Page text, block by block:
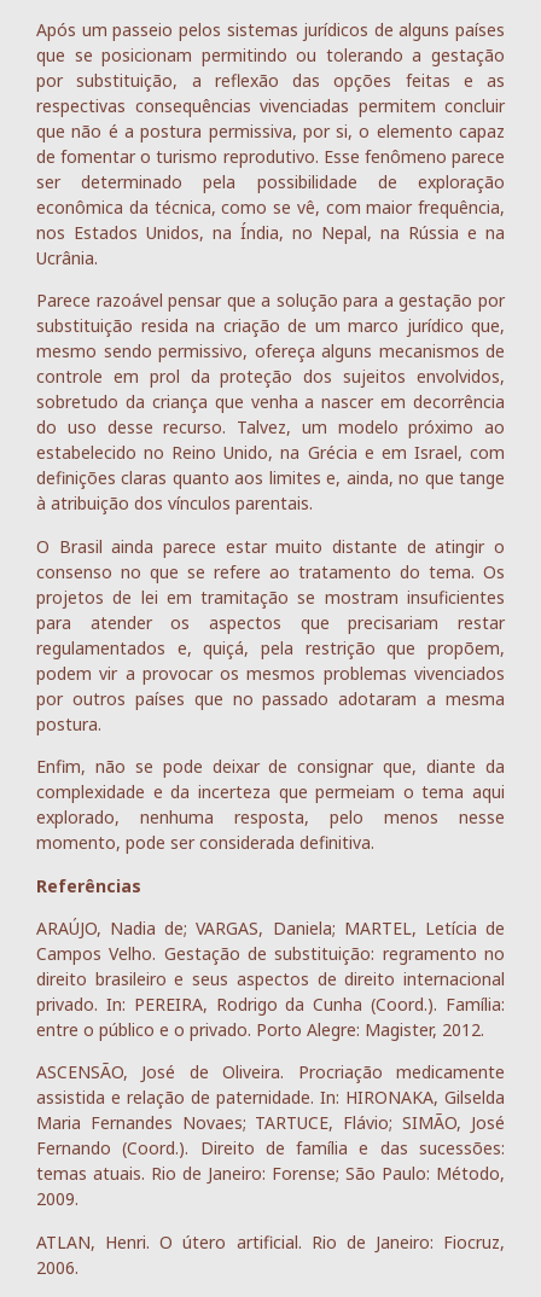
Após um passeio pelos sistemas jurídicos de alguns países
que se posicionam permitindo ou tolerando a gestação
por substituição, a reflexão das opções feitas e as
respectivas consequências vivenciadas permitem concluir
que não é a postura permissiva, por si, o elemento capaz
de fomentar o turismo reprodutivo. Esse fenômeno parece
ser determinado pela possibilidade de exploração
econômica da técnica, como se vê, com maior frequência,
nos Estados Unidos, na Índia, no Nepal, na Rússia e na
Ucrânia.
Parece razoável pensar que a solução para a gestação por
substituição resida na criação de um marco jurídico que,
mesmo sendo permissivo, ofereça alguns mecanismos de
controle em prol da proteção dos sujeitos envolvidos,
sobretudo da criança que venha a nascer em decorrência
do uso desse recurso. Talvez, um modelo próximo ao
estabelecido no Reino Unido, na Grécia e em Israel, com
definições claras quanto aos limites e, ainda, no que tange
à atribuição dos vínculos parentais.
O Brasil ainda parece estar muito distante de atingir o
consenso no que se refere ao tratamento do tema. Os
projetos de lei em tramitação se mostram insuficientes
para atender os aspectos que precisariam restar
regulamentados e, quiçá, pela restrição que propõem,
podem vir a provocar os mesmos problemas vivenciados
por outros países que no passado adotaram a mesma
postura.
Enfim, não se pode deixar de consignar que, diante da
complexidade e da incerteza que permeiam o tema aqui
explorado, nenhuma resposta, pelo menos nesse
momento, pode ser considerada definitiva.
Referências
ARAÚJO, Nadia de; VARGAS, Daniela; MARTEL, Letícia de
Campos Velho. Gestação de substituição: regramento no
direito brasileiro e seus aspectos de direito internacional
privado. In: PEREIRA, Rodrigo da Cunha (Coord.). Família:
entre o público e o privado. Porto Alegre: Magister, 2012.
ASCENSÃO, José de Oliveira. Procriação medicamente
assistida e relação de paternidade. In: HIRONAKA, Gilselda
Maria Fernandes Novaes; TARTUCE, Flávio; SIMÃO, José
Fernando (Coord.). Direito de família e das sucessões:
temas atuais. Rio de Janeiro: Forense; São Paulo: Método,
2009.
ATLAN, Henri. O útero artificial. Rio de Janeiro: Fiocruz,
2006.